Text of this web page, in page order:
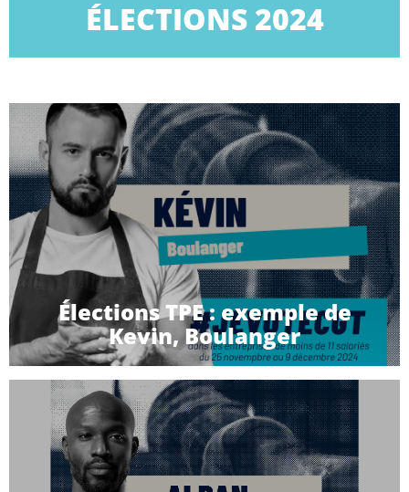
ÉLECTIONS 2024
Élections TPE : exemple de
Kevin, Boulanger